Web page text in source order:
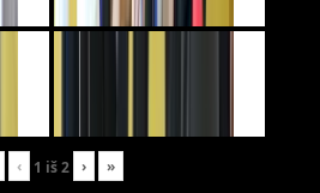
‹ 1 iš2 › »